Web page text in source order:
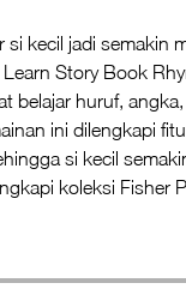
si kecil jadi semakin
Story Book
belajar huruf,
ini dilengkapi
si kecil
koleksi Fisher